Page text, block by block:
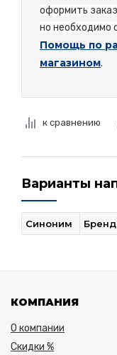
оформить
но необходимо
Помощь по
магазином.
к сравнению
Варианты
Синоним Бренд
КОМПАНИЯ
О компании
Скидки %